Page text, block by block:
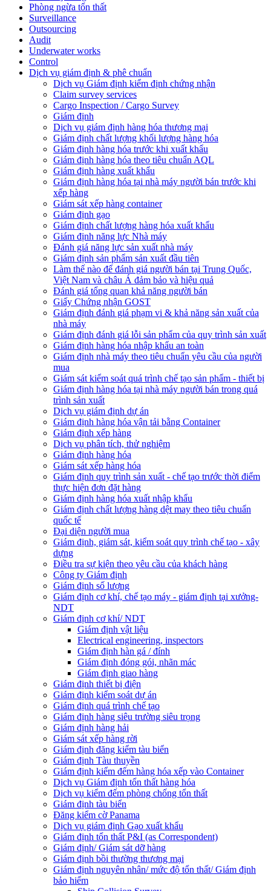
Phòng ngừa tổn thất
Surveillance
Outsourcing
Audit
Underwater works
Control
Dịch vụ giám định & phê chuẩn
Dịch vụ Giám định kiểm định chứng nhận
Claim survey services
Cargo Inspection / Cargo Survey
Giám định
Dịch vụ giám định hàng hóa thương mại
Giám định chất lượng khối lượng hàng hóa
Giám định hàng hóa trước khi xuất khẩu
Giám định hàng hóa theo tiêu chuẩn AQL
Giám định hàng xuất khẩu
Giám định hàng hóa tại nhà máy người bán trước khi
xếp hàng
Giám sát xếp hàng container
Giám định gạo
Giám định chất lượng hàng hóa xuất khẩu
Giám định năng lực Nhà máy
Đánh giá năng lực sản xuất nhà máy
Giám định sản phẩm sản xuất đầu tiên
Làm thế nào để đánh giá người bán tại Trung Quốc,
Việt Nam và châu Á đảm bảo và hiệu quả
Đánh giá tổng quan khả năng người bán
Giấy Chứng nhận GOST
Giám định đánh giá phạm vi & khả năng sản xuất của
nhà máy
Giám định đánh giá lỗi sản phẩm của quy trình sản xuất
Giám định hàng hóa nhập khẩu an toàn
Giám định nhà máy theo tiêu chuẩn yêu cầu của người
mua
Giám sát kiểm soát quá trình chế tạo sản phẩm - thiết bị
Giám định hàng hóa tại nhà máy người bán trong quá
trình sản xuất
Dịch vụ giám định dự án
Giám định hàng hóa vận tải bằng Container
Giám định xếp hàng
Dịch vụ phân tích, thử nghiệm
Giám định hàng hóa
Giám sát xếp hàng hóa
Giám định quy trình sản xuất - chế tạo trước thời điểm
thực hiện đơn đặt hàng
Giám định hàng hóa xuất nhập khẩu
Giám định chất lượng hàng dệt may theo tiêu chuẩn
quốc tế
Đại diện người mua
Giám định, giám sát, kiểm soát quy trình chế tạo - xây
dựng
Điều tra sự kiện theo yêu cầu của khách hàng
Công ty Giám định
Giám định số lượng
Giám định cơ khí, chế tạo máy - giám định tại xưởng-
NDT
Giám định cơ khí/ NDT
Giám định vật liệu
Electrical engineering, inspectors
Giám định hàn gá / đính
Giám định đóng gói, nhãn mác
Giám định giao hàng
Giám định thiết bị điện
Giám định kiểm soát dự án
Giám định quá trình chế tạo
Giám định hàng siêu trường siêu trọng
Giám định hàng hải
Giám sát xếp hàng rời
Giám định đăng kiểm tàu biển
Giám định Tàu thuyền
Giám định kiểm đếm hàng hóa xếp vào Container
Dịch vụ Giám định tổn thất hàng hóa
Dịch vụ kiểm đếm phòng chống tổn thất
Giám định tàu biển
Đăng kiểm cờ Panama
Dịch vụ giám định Gạo xuất khẩu
Giám định tổn thất P&I (as Correspondent)
Giám định/ Giám sát dỡ hàng
Giám định bồi thường thương mại
Giám định nguyên nhân/ mức độ tổn thất/ Giám định
bảo hiểm